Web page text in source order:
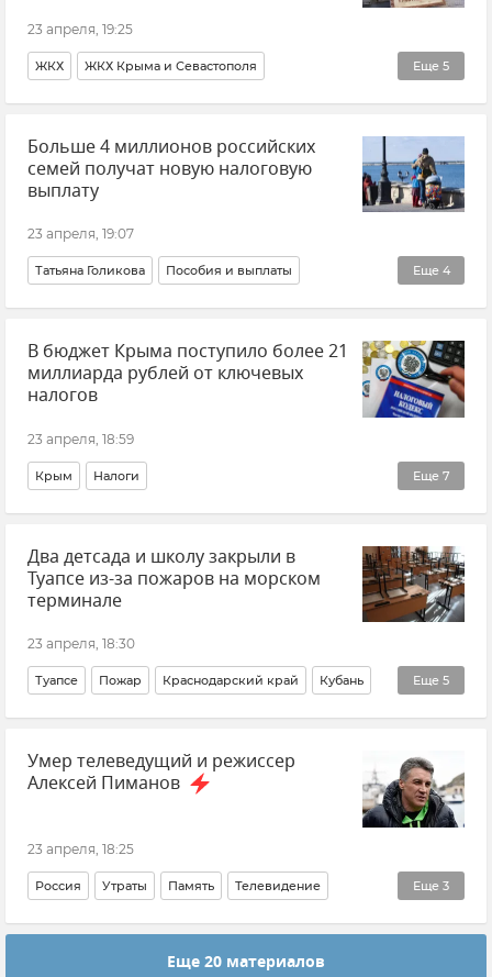
23 апреля, 19:25
Еще 5
ЖКХ ЖКХ Крыма и Севастополя
АНО "ЖКХ Контроль Республики Крым"
Анатолий Петров Симферополь
Отопительный сезон в Крыму Отопление
Больше 4 миллионов российских
семей получат новую налоговую
выплату
23 апреля, 19:07
Еще 4
Татьяна Голикова Пособия и выплаты
Соцвыплаты семья Новости Россия
В бюджет Крыма поступило более 21
миллиарда рублей от ключевых
налогов
23 апреля, 18:59
Еще 7
Крым Налоги
Федеральная налоговая служба (ФНС) НДС
НДФЛ Бюджет Бюджет Крыма
Новости Крыма Экономика Крыма
Два детсада и школу закрыли в
Туапсе из-за пожаров на морском
терминале
23 апреля, 18:30
Еще 5
Туапсе Пожар Краснодарский край Кубань
Происшествия Школа Детский сад Новости
Атаки ВСУ
Умер телеведущий и режиссер
Алексей Пиманов
23 апреля, 18:25
Еще 3
Россия Утраты Память Телевидение
Общество Культура Алексей Пиманов
Еще 20 материалов